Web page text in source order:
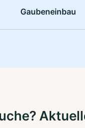
Gaubeneinbau